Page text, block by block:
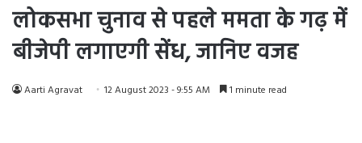
लोकसभा चुनाव से पहले ममता के गढ़ में
बीजेपी लगाएगी सेंध, जानिए वजह
Aarti Agravat 12 August 2023 - 9:55 AM 1 minute read